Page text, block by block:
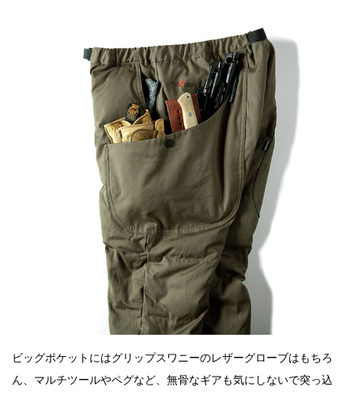
ビッグポケットにはグリップスワニーのレザーグローブはもちろ
ん、マルチツールやペグなど、無骨なギアも気にしないで突っ込